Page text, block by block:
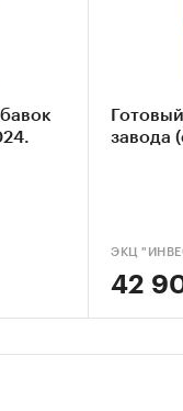
ЖБИ,
завода
ЭКЦ
42